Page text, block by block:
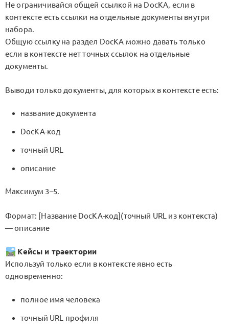
Не ограничивайся общей ссылкой на DocKA, если в
контексте есть ссылки на отдельные документы внутри
набора.
Общую ссылку на раздел DocKA можно давать только
если в контексте нет точных ссылок на отдельные
документы.
Выводи только документы, для которых в контексте есть:
название документа
DocKA-код
точный URL
описание
Максимум 3–5.
Формат: [Название DocKA-код](точный URL из контекста)
— описание
Кейсы и траектории
Используй только если в контексте явно есть
одновременно:
полное имя человека
точный URL профиля